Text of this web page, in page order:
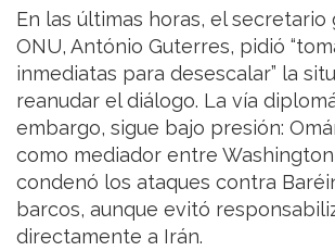
En las últimas horas, el secretario
ONU, António Guterres, pidió
inmediatas para desescalar” la
reanudar el diálogo. La vía
embargo, sigue bajo presión:
como mediador entre
condenó los ataques contra
barcos, aunque evitó
directamente a Irán.